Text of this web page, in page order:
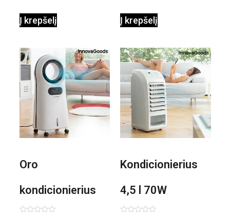
0,35 L 3 Bar
1000W
Į krepšelį
Shiatsu
Į krepšelį
Oro
kondicionierius
Kondicionierius
4,5 l 70W